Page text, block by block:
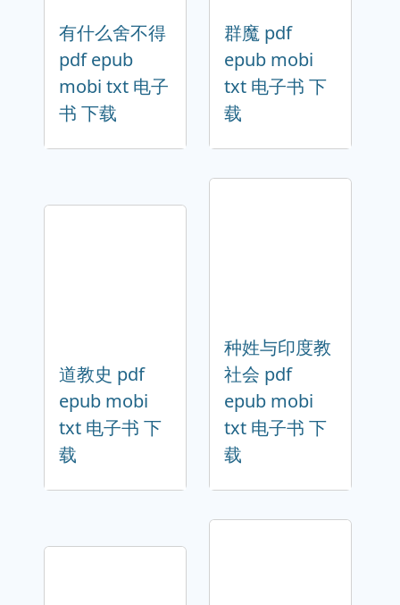
有什么舍不得
pdf epub
mobi txt 电子
书 下载
群魔 pdf
epub mobi
txt 电子书 下
载
道教史 pdf
epub mobi
txt 电子书 下
载
种姓与印度教
社会 pdf
epub mobi
txt 电子书 下
载